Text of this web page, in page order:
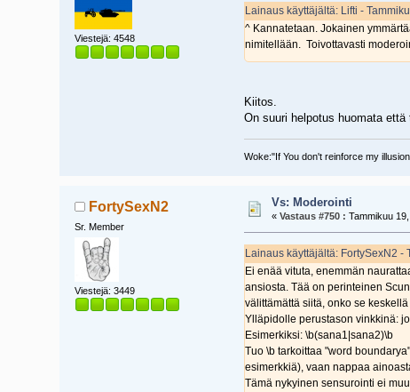
Viestejä: 4548
Lainaus käyttäjältä: Lifti -
^ Kannatetaan. Jokainen
nimitellään. Toivottavasti
Kiitos.
On suuri helpotus huomata
Woke:"If You don't reinforce my
FortySexN2
Sr. Member
Viestejä: 3449
Vs: Moderointi
« Vastaus #750 : Tammikuu
Lainaus käyttäjältä: FortySexN2
Ei enää vituta, enemmän
ansiosta. Tää on perinteinen
välittämättä siitä, onko se
Ylläpidolle perustason vinkkinä:
Esimerkiksi: \b(sana1|sana2)\b
Tuo \b tarkoittaa "word
esimerkkiä), vaan nappaa
Tämä nykyinen sensurointi ei